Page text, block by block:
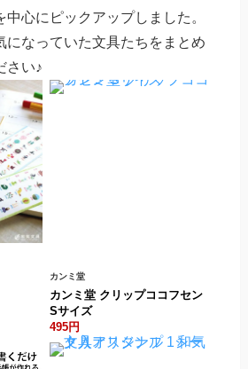
中心にピックアップしました。
になっていた文具たちをまとめ
さい♪
カンミ堂
カンミ堂 クリップココフセン
Sサイズ
495円